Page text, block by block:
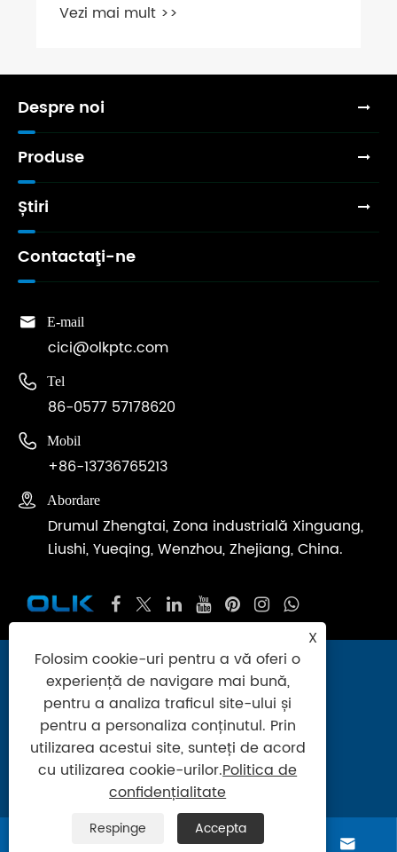
Vezi mai mult >>
Despre noi
Produse
Știri
Contactaţi-ne
 E-mail
cici@olkptc.com
 Tel
86-0577 57178620
 Mobil
+86-13736765213
 Abordare
Drumul Zhengtai, Zona industrială Xinguang,
Liushi, Yueqing, Wenzhou, Zhejiang, China.
Copyright © 2024 Zhejiang Ouleikai
Pneumatic Co., Ltd. Toate drepturile
rezervate.
Links|Sitemap| RSS|XML|Politica de
confidențialitate
 
X
Folosim cookie-uri pentru a vă oferi o
experiență de navigare mai bună,
pentru a analiza traficul site-ului și
pentru a personaliza conținutul. Prin
utilizarea acestui site, sunteți de acord
cu utilizarea cookie-urilor.Politica de
confidențialitate
Respinge Accepta